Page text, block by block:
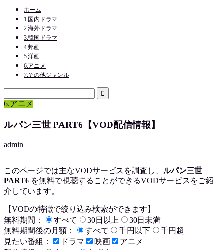
ホーム
1.国内ドラマ
2.海外ドラマ
3.韓国ドラマ
4.邦画
5.洋画
6.アニメ
7.その他ジャンル
6.アニメ
ルパン三世 PART6【VOD配信情報】
admin
このページでは主なVODサービスを調査し、 ルパン三世
PART6 を無料で視聴することができるVODサービスをご紹
介しています。
【VODの特徴で絞り込み検索ができます】
無料期間：
すべて 30日以上
30日未満
無料期間後の月額：
すべて 千円以下
千円超
見たい番組：
ドラマ 映画
アニメ